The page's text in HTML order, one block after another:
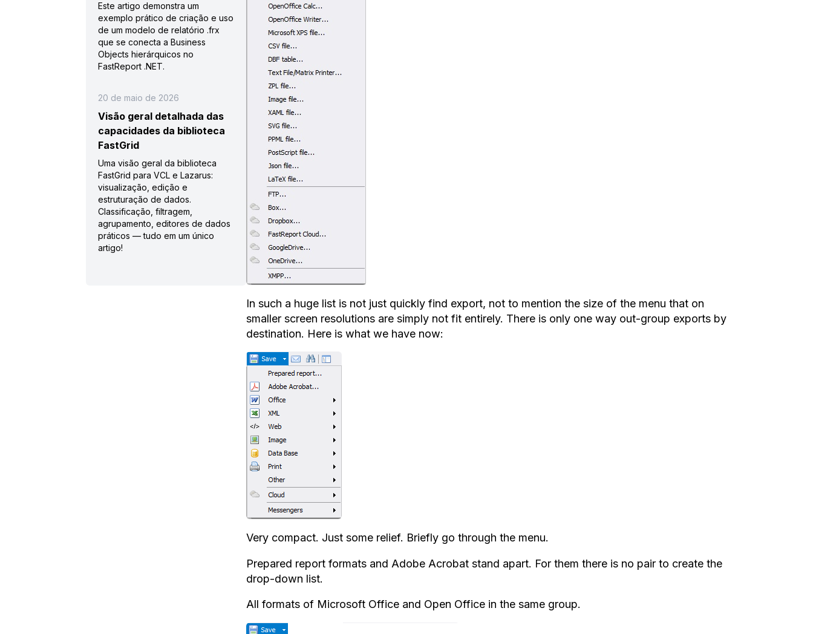
In such a huge list is not just quickly find export, not to mention the size of the menu that on
smaller screen resolutions are simply not fit entirely. There is only one way out-group exports by
destination. Here is what we have now:
Very compact. Just some relief. Briefly go through the menu.
Prepared report formats and Adobe Acrobat stand apart. For them there is no pair to create the
drop-down list.
All formats of Microsoft Office and Open Office in the same group.
Este artigo demonstra um
exemplo prático de criação e uso
de um modelo de relatório .frx
que se conecta a Business
Objects hierárquicos no
FastReport .NET.
20 de maio de 2026
Visão geral detalhada das
capacidades da biblioteca
FastGrid
Uma visão geral da biblioteca
FastGrid para VCL e Lazarus:
visualização, edição e
estruturação de dados.
Classificação, filtragem,
agrupamento, editores de dados
práticos — tudo em um único
artigo!